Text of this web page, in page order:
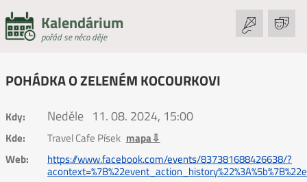
Kalendárium
pořád se něco děje
POHÁDKA O ZELENÉM KOCOURKOVI
Kdy: Neděle 11. 08. 2024, 15:00
Kde: Travel Cafe Písek mapa⇩
Web:
https://www.facebook.com/events/837381688426638/?